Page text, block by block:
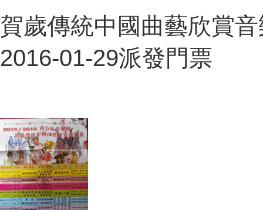
賀歲傳統中國曲藝欣賞
2016-01-29派發門票